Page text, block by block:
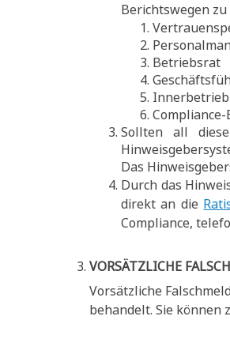
Berichtswegen
Betriebsrat
Sollten all
Das
Durch das
direkt an die
Compliance,
VORSÄTZLICHE
Vorsätzliche
behandelt. Sie